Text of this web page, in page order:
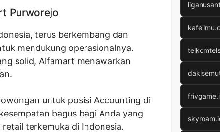
Purworejo
terus berkembang dan
mendukung operasionalnya.
solid, Alfamart menawarkan
untuk posisi Accounting di
bagus bagi Anda yang
terkemuka di Indonesia.